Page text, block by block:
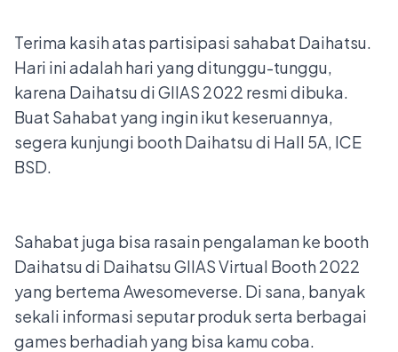
Terima kasih atas partisipasi sahabat Daihatsu.
Hari ini adalah hari yang ditunggu-tunggu,
karena Daihatsu di GIIAS 2022 resmi dibuka.
Buat Sahabat yang ingin ikut keseruannya,
segera kunjungi booth Daihatsu di Hall 5A, ICE
BSD.
Sahabat juga bisa rasain pengalaman ke booth
Daihatsu di Daihatsu GIIAS Virtual Booth 2022
yang bertema Awesomeverse. Di sana, banyak
sekali informasi seputar produk serta berbagai
games berhadiah yang bisa kamu coba.